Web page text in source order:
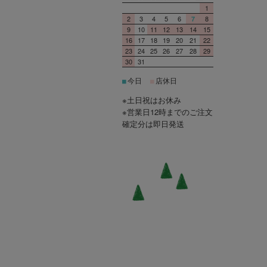
1
2
3 4 5 6 7
8
9
10 11 12 13 14
15
16
17 18 19 20 21
22
23 24 25 26 27 28
29
30 31
■今日 店休日
※土日祝はお休み
※営業日12時までのご注文
確定分は即日発送